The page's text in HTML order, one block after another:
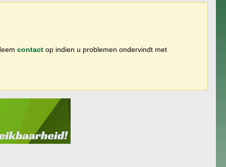
contact op indien u problemen ondervindt met